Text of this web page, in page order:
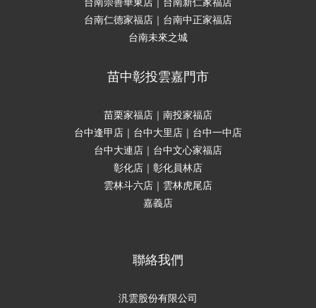
台南仁德家福店｜台南中正家福店
台南未來之城
苗中彰投雲嘉門市
苗栗家福店｜南投家福店
台中逢甲店｜台中大里店｜台中一中店
台中大連店｜台中文心家福店
彰化店｜彰化員林店
雲林斗六店｜雲林虎尾店
嘉義店
聯絡我們
汎雲股份有限公司